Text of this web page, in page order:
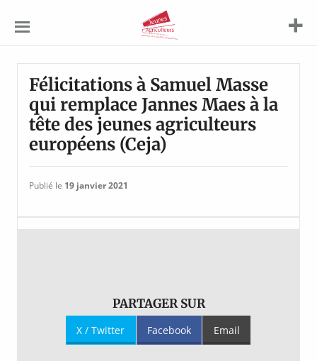
Agriculteurs
Félicitations à Samuel Masse
qui remplace Jannes Maes à la
tête des jeunes agriculteurs
européens (Ceja)
Publié le 19 janvier 2021
PARTAGER SUR
X / Twitter Facebook Email